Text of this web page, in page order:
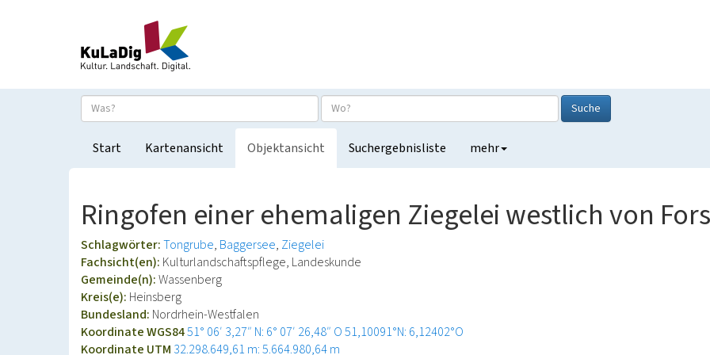
Suche
Start Kartenansicht Objektansicht Suchergebnisliste mehr
Ringofen einer ehemaligen Ziegelei westlich von
Schlagwörter:Tongrube Baggersee Ziegelei
Fachsicht(en): Kulturlandschaftspflege, Landeskunde
Gemeinde(n):Wassenberg
Kreis(e): Heinsberg
Bundesland: Nordrhein-Westfalen
Koordinate WGS8451° 06′ 3,27″ N: 6° 07′ 26,48″ O51,10091°N: 6,12402°O
Koordinate UTM 32.298.649,61 m: 5.664.980,64 m